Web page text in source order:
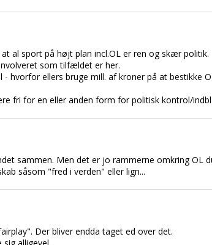
al sport på højt plan incl.OL er ren og skær politik.
som tilfældet er her.
hvorfor ellers bruge mill. af kroner på at bestikke
fri for en eller anden form for politisk kontrol/
sammen. Men det er jo rammerne omkring OL
såsom "fred i verden" eller lign...
Der bliver endda taget ed over det.